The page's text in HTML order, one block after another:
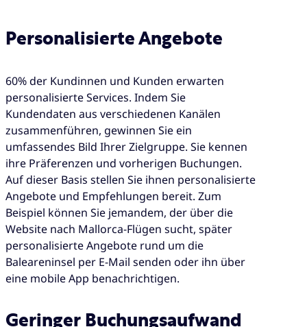
Personalisierte Angebote
60% der Kundinnen und Kunden erwarten
personalisierte Services. Indem Sie
Kundendaten aus verschiedenen Kanälen
zusammenführen, gewinnen Sie ein
umfassendes Bild Ihrer Zielgruppe. Sie kennen
ihre Präferenzen und vorherigen Buchungen.
Auf dieser Basis stellen Sie ihnen personalisierte
Angebote und Empfehlungen bereit. Zum
Beispiel können Sie jemandem, der über die
Website nach Mallorca-Flügen sucht, später
personalisierte Angebote rund um die
Baleareninsel per E-Mail senden oder ihn über
eine mobile App benachrichtigen.
Geringer Buchungsaufwand